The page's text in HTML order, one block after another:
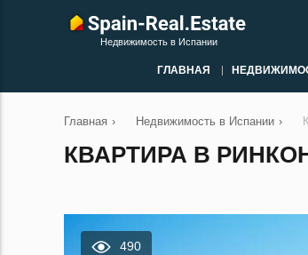
Недвижимость в Испании
ГЛАВНАЯ
Главная › Недвижимость в Испании ›
КВАРТИРА В
490